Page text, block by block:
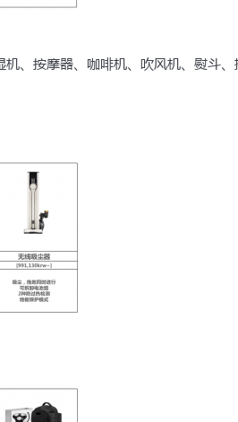
、按摩器、咖啡机、吹风机、熨斗